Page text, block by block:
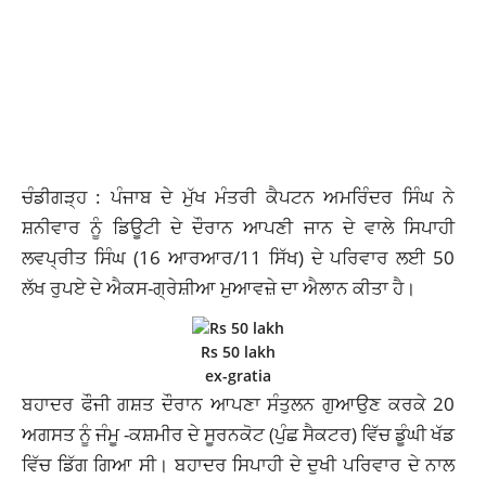
ਚੰਡੀਗੜ੍ਹ : ਪੰਜਾਬ ਦੇ ਮੁੱਖ ਮੰਤਰੀ ਕੈਪਟਨ ਅਮਰਿੰਦਰ ਸਿੰਘ ਨੇ
ਸ਼ਨੀਵਾਰ ਨੂੰ ਡਿਊਟੀ ਦੇ ਦੌਰਾਨ ਆਪਣੀ ਜਾਨ ਦੇ ਵਾਲੇ ਸਿਪਾਹੀ
ਲਵਪ੍ਰੀਤ ਸਿੰਘ (16 ਆਰਆਰ/11 ਸਿੱਖ) ਦੇ ਪਰਿਵਾਰ ਲਈ 50
ਲੱਖ ਰੁਪਏ ਦੇ ਐਕਸ-ਗ੍ਰੇਸ਼ੀਆ ਮੁਆਵਜ਼ੇ ਦਾ ਐਲਾਨ ਕੀਤਾ ਹੈ।
Rs 50 lakh
ex-gratia
ਬਹਾਦਰ ਫੌਜੀ ਗਸ਼ਤ ਦੌਰਾਨ ਆਪਣਾ ਸੰਤੁਲਨ ਗੁਆਉਣ ਕਰਕੇ 20
ਅਗਸਤ ਨੂੰ ਜੰਮੂ -ਕਸ਼ਮੀਰ ਦੇ ਸੂਰਨਕੋਟ (ਪੁੰਛ ਸੈਕਟਰ) ਵਿੱਚ ਡੂੰਘੀ ਖੱਡ
ਵਿੱਚ ਡਿੱਗ ਗਿਆ ਸੀ। ਬਹਾਦਰ ਸਿਪਾਹੀ ਦੇ ਦੁਖੀ ਪਰਿਵਾਰ ਦੇ ਨਾਲ